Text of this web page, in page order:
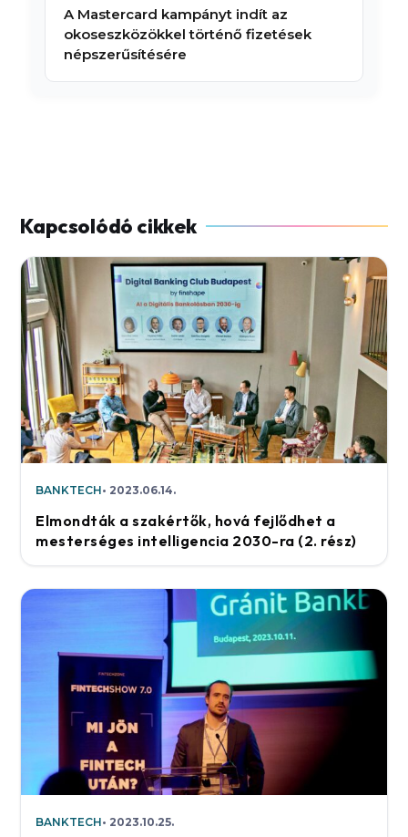
A Mastercard kampányt indít az
okoseszközökkel történő fizetések
népszerűsítésére
BANKTECH 2023.06.14.
Elmondták a szakértők, hová fejlődhet a
mesterséges intelligencia 2030-ra (2. rész)
BANKTECH 2023.10.25.